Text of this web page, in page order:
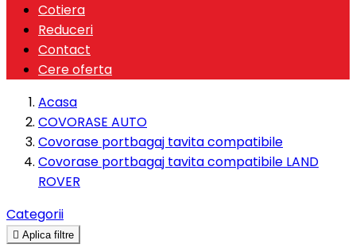
Cotiera
Reduceri
Contact
Cere oferta
Acasa
COVORASE AUTO
Covorase portbagaj tavita compatibile
Covorase portbagaj tavita compatibile LAND
ROVER
Categorii
 Aplica filtre